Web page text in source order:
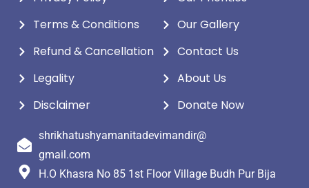
Terms & Conditions
Refund & Cancellation
Legality
Disclaimer
Our Gallery
Contact Us
About Us
Donate Now
shrikhatushyamanitadevimandir@
gmail.com
H.O Khasra No 85 1st Floor Village Budh Pur Bija